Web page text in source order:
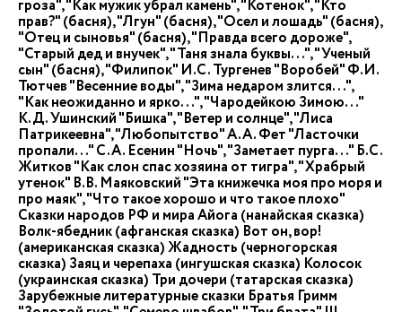
гроза", "Как мужик убрал камень", "Котенок", "Кто
прав?" (басня), "Лгун" (басня), "Осел и лошадь" (басня),
"Отец и сыновья" (басня), "Правда всего дороже",
"Старый дед и внучек", "Таня знала буквы...", "Ученый
сын" (басня), "Филипок" И.С. Тургенев "Воробей" Ф.И.
Тютчев "Весенние воды", "Зима недаром злится...",
"Как неожиданно и ярко...", "Чародейкою Зимою..."
К.Д. Ушинский "Бишка", "Ветер и солнце", "Лиса
Патрикеевна", "Любопытство" А.А. Фет "Ласточки
пропали..." С.А. Есенин "Ночь", "Заметает пурга..." Б.С.
Житков "Как слон спас хозяина от тигра", "Храбрый
утенок" В.В. Маяковский "Эта книжечка моя про моря и
про маяк", "Что такое хорошо и что такое плохо"
Сказки народов РФ и мира Айога (нанайская сказка)
Волк-ябедник (афганская сказка) Вот он, вор!
(американская сказка) Жадность (черногорская
сказка) Заяц и черепаха (ингушская сказка) Колосок
(украинская сказка) Три дочери (татарская сказка)
Зарубежные литературные сказки Братья Гримм